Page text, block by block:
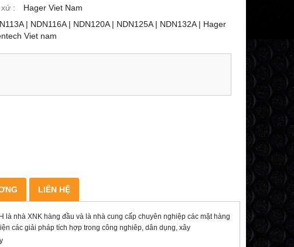
:
Hager Viet Nam
| NDN116A | NDN120A | NDN125A | NDN132A | Hager
Viet nam
LIÊN HỆ
là nhà XNK hàng đầu và là nhà cung cấp chuyên nghiệp các mặt hàng
các giải pháp tích hợp trong công nghiêp, dân dụng, xây